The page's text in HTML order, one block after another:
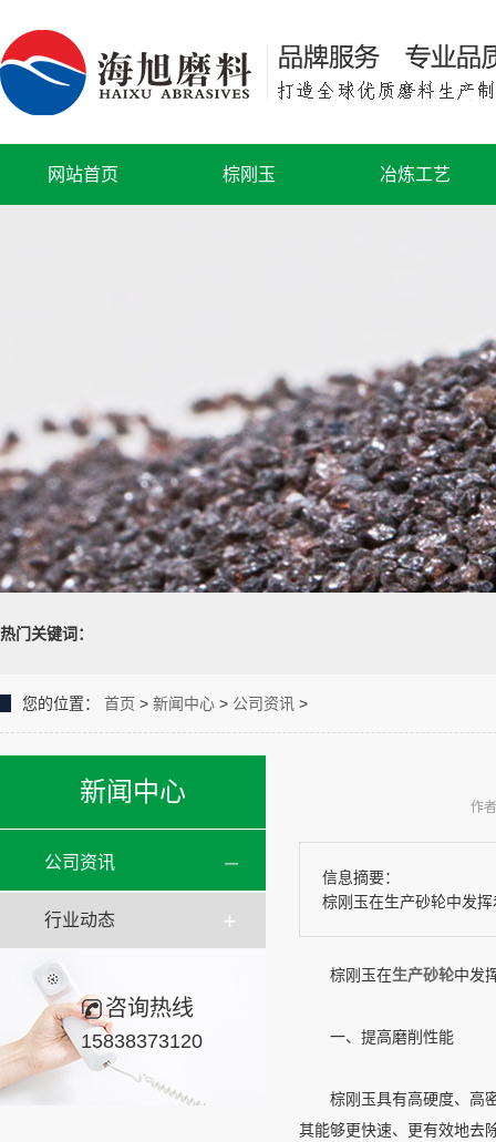
网站首页 棕刚玉 冶炼工艺
热门关键词：
您的位置： 首页 > 新闻中心 > 公司资讯 >
新闻中心
公司资讯
行业动态
咨询热线
15838373120
作
信息摘要：
棕刚玉在生产砂轮中发
棕刚玉在生产砂轮中发
一、提高磨削性能
棕刚玉具有高硬度、高密
其能够更快速、更有效地去